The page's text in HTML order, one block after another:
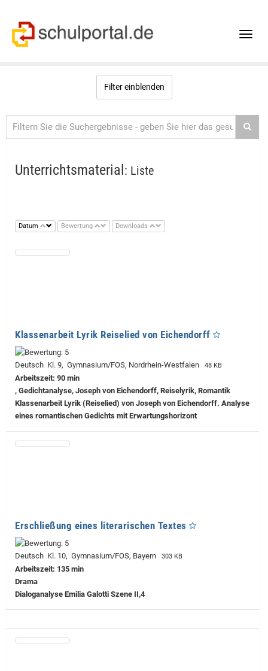
Toggle
Filter einblenden
Unterrichtsmaterial : Liste
Datum Bewertung Downloads
Klassenarbeit Lyrik Reiselied von Eichendorff
Deutsch Kl. 9, Gymnasium/FOS, Nordrhein-Westfalen 48 KB
Arbeitszeit: 90 min
, Gedichtanalyse, Joseph von Eichendorff, Reiselyrik, Romantik
Klassenarbeit Lyrik (Reiselied) von Joseph von Eichendorff. Analyse
eines romantischen Gedichts mit Erwartungshorizont
Erschließung eines literarischen Textes
Deutsch Kl. 10, Gymnasium/FOS, Bayern 303 KB
Arbeitszeit: 135 min
Drama
Dialoganalyse Emilia Galotti Szene II,4